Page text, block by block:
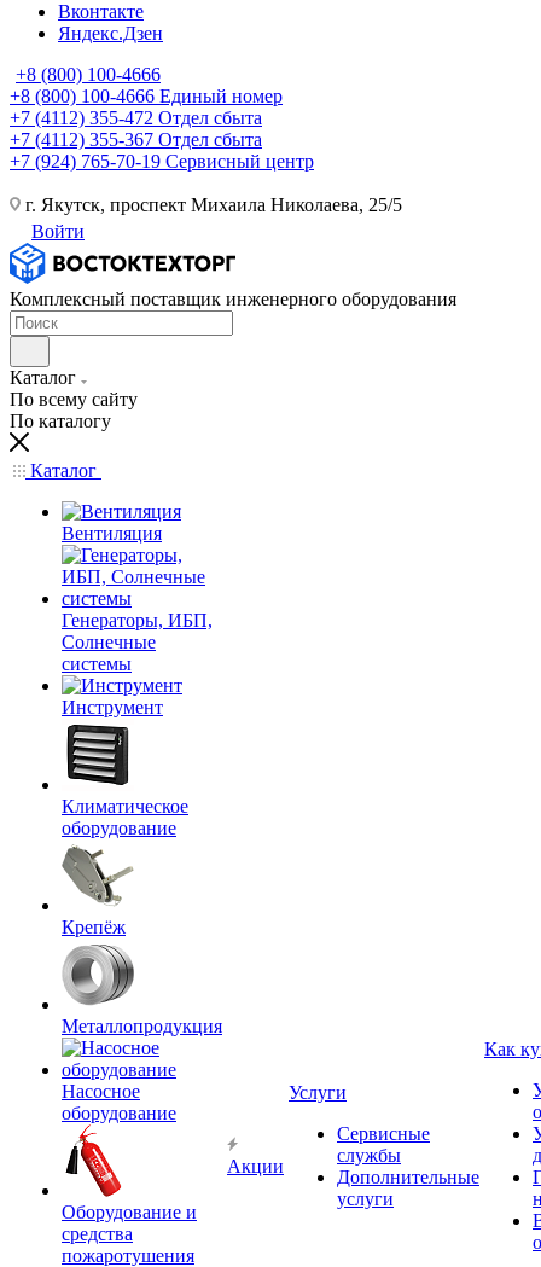
Вконтакте
Яндекс.Дзен
+8 (800) 100-4666
+8 (800) 100-4666 Единый номер
+7 (4112) 355-472 Отдел сбыта
+7 (4112) 355-367 Отдел сбыта
+7 (924) 765-70-19 Сервисный центр
г. Якутск, проспект Михаила Николаева, 25/5
Войти
Комплексный поставщик инженерного оборудования
Каталог
По всему сайту
По каталогу
Каталог
Вентиляция
Генераторы, ИБП,
Солнечные
системы
Инструмент
Климатическое
оборудование
Крепёж
Металлопродукция
Насосное
оборудование
Оборудование и
средства
пожаротушения
Акции
Услуги
Сервисные
службы
Дополнительные
услуги
Как